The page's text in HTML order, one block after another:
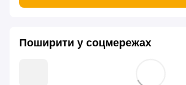
Поширити у соцмережах